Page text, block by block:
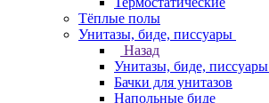
Тёплые полы
Унитазы, биде, писсуары
Назад
Унитазы, биде, писсуары
Бачки для унитазов
Напольные биде